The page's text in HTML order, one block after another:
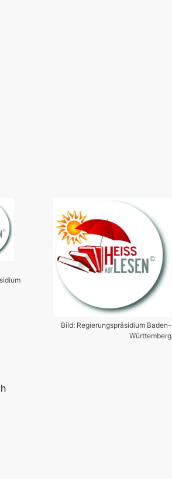
Bild: Regierungspräsidium Baden-
Württemberg